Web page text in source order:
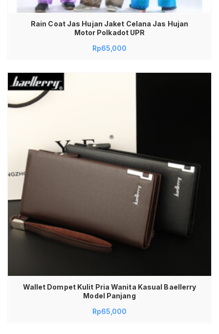
Rain Coat Jas Hujan Jaket Celana Jas Hujan
Motor Polkadot UPR
Rp65,000
Wallet Dompet Kulit Pria Wanita Kasual Baellerry
Model Panjang
Rp65,000